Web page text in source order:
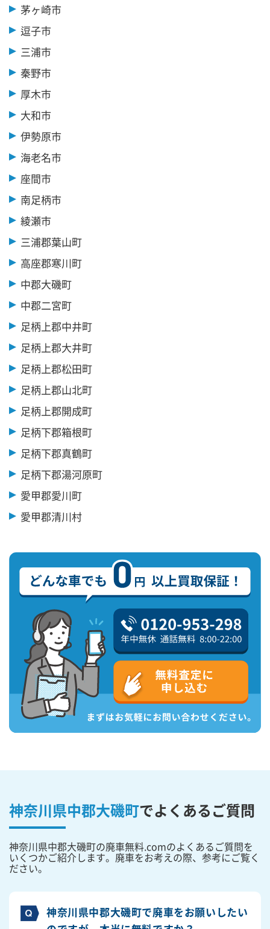
茅ヶ崎市
逗子市
三浦市
秦野市
厚木市
大和市
伊勢原市
海老名市
座間市
南足柄市
綾瀬市
三浦郡葉山町
高座郡寒川町
中郡大磯町
中郡二宮町
足柄上郡中井町
足柄上郡大井町
足柄上郡松田町
足柄上郡山北町
足柄上郡開成町
足柄下郡箱根町
足柄下郡真鶴町
足柄下郡湯河原町
愛甲郡愛川町
愛甲郡清川村
神奈川県中郡大磯町でよくあるご質問
神奈川県中郡大磯町の廃車無料.comのよくあるご質問を
いくつかご紹介します。廃車をお考えの際、参考にご覧く
ださい。
神奈川県中郡大磯町で廃車をお願いしたい